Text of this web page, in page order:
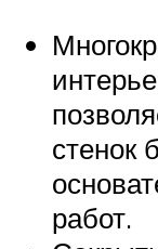
стенок
работ.